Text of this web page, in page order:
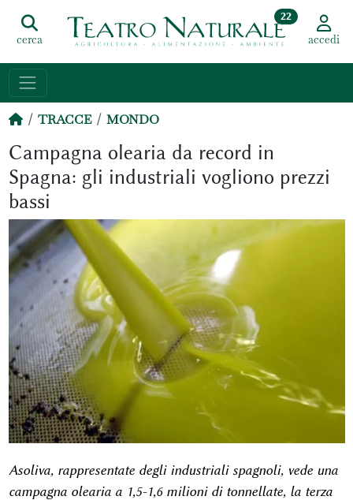
cerca
22
accedi
TRACCE MONDO
Campagna olearia da record in
Spagna: gli industriali vogliono prezzi
bassi
Asoliva, rappresentate degli industriali spagnoli, vede una
campagna olearia a 1,5-1,6 milioni di tonnellate, la terza